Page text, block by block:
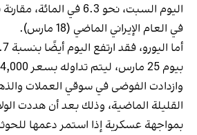
اليوم السبت، نحو 6.3 في
في العام الإيراني الماضي (18 مارس).
بيوم 25 مارس، ليتم تداوله بسعر 114,000 تومان إيراني.
وازدادت الفوضى في سوقي العملات
القليلة الماضية، وذلك بعد أن هددت
بمواجهة عسكرية إذا استمر دعمها